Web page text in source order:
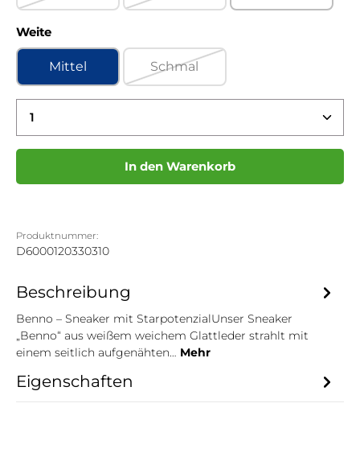
Weiteauswählen
Mittel Schmal
Produkt Anzahl: Gib den gewünschten Wert
In den Warenkorb
Produktnummer:
D6000120330310
Beschreibung
Benno – Sneaker mit StarpotenzialUnser Sneaker
„Benno“ aus weißem weichem Glattleder strahlt mit
einem seitlich aufgenähten… Mehr
Eigenschaften